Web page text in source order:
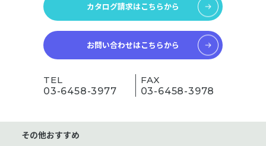
カタログ請求はこちらから
お問い合わせはこちらから
TEL
03-6458-3977
FAX
03-6458-3978
その他おすすめ